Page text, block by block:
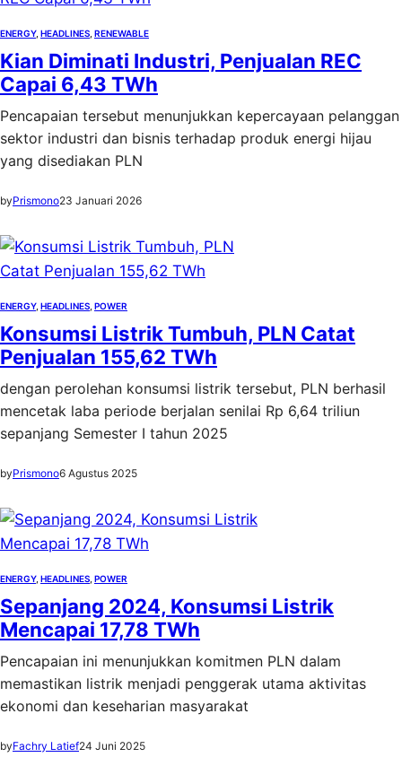
ENERGY, HEADLINES RENEWABLE
Kian Diminati Industri, Penjualan REC
Capai 6,43 TWh
Pencapaian tersebut menunjukkan kepercayaan pelanggan
sektor industri dan bisnis terhadap produk energi hijau
yang disediakan PLN
byPrismono23 Januari 2026
ENERGY, HEADLINES POWER
Konsumsi Listrik Tumbuh, PLN Catat
Penjualan 155,62 TWh
dengan perolehan konsumsi listrik tersebut, PLN berhasil
mencetak laba periode berjalan senilai Rp 6,64 triliun
sepanjang Semester I tahun 2025
byPrismono6 Agustus 2025
ENERGY, HEADLINES POWER
Sepanjang 2024, Konsumsi Listrik
Mencapai 17,78 TWh
Pencapaian ini menunjukkan komitmen PLN dalam
memastikan listrik menjadi penggerak utama aktivitas
ekonomi dan keseharian masyarakat
byFachry Latief24 Juni 2025